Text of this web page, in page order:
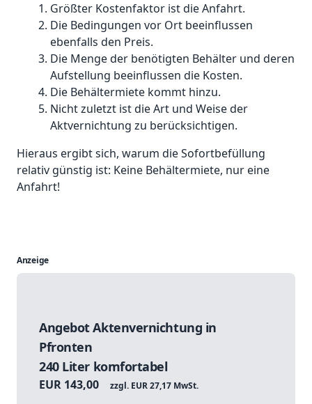
Größter Kostenfaktor ist die Anfahrt.
Die Bedingungen vor Ort beeinflussen
ebenfalls den Preis.
Die Menge der benötigten Behälter und deren
Aufstellung beeinflussen die Kosten.
Die Behältermiete kommt hinzu.
Nicht zuletzt ist die Art und Weise der
Aktvernichtung zu berücksichtigen.
Hieraus ergibt sich, warum die Sofortbefüllung
relativ günstig ist: Keine Behältermiete, nur eine
Anfahrt!
Anzeige
Angebot Aktenvernichtung in
Pfronten
240 Liter komfortabel
EUR 143,00 zzgl. EUR 27,17 MwSt.